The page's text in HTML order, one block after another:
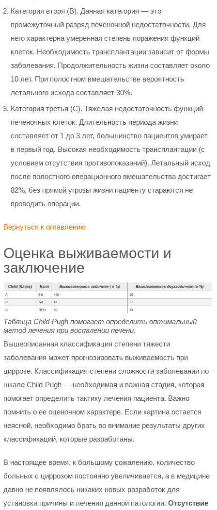
Категория вторя (В). Данная категория — это
промежуточный разряд печеночной недостаточности. Для
него характерна умеренная степень поражения функций
клеток. Необходимость трансплантации зависит от формы
заболевания. Продолжительность жизни составляет около
10 лет. При полостном вмешательстве вероятность
летального исхода составляет 30%.
Категория третья (С). Тяжелая недостаточность функций
печеночных клеток. Длительность периода жизни
составляет от 1 до 3 лет, большинство пациентов умирает
в первый год. Высокая необходимость трансплантации (с
условием отсутствия противопоказаний). Летальный исход
после полостного операционного вмешательства достигает
82%, без прямой угрозы жизни пациенту стараются не
проводить операции.
Вернуться к оглавлению
Оценка выживаемости и
заключение
Таблица Child-Pugh помогает определить оптимальный
метод лечения при воспалении печени.
Вышеописанная классификация степени тяжести
заболевания может прогнозировать выживаемость при
циррозе. Классификация степени сложности заболевания по
шкале Child-Pugh — необходимая и важная стадия, которая
помогает определить тактику лечения пациента. Важно
помнить о ее оценочном характере. Если картина остается
неясной, необходимо брать во внимание результаты других
классификаций, которые разработаны.
В настоящее время, к большому сожалению, количество
больных с циррозом постоянно увеличивается, а в медицине
давно не появлялось никаких новых разработок для
установки причины и лечения данной патологии.Отсутствие